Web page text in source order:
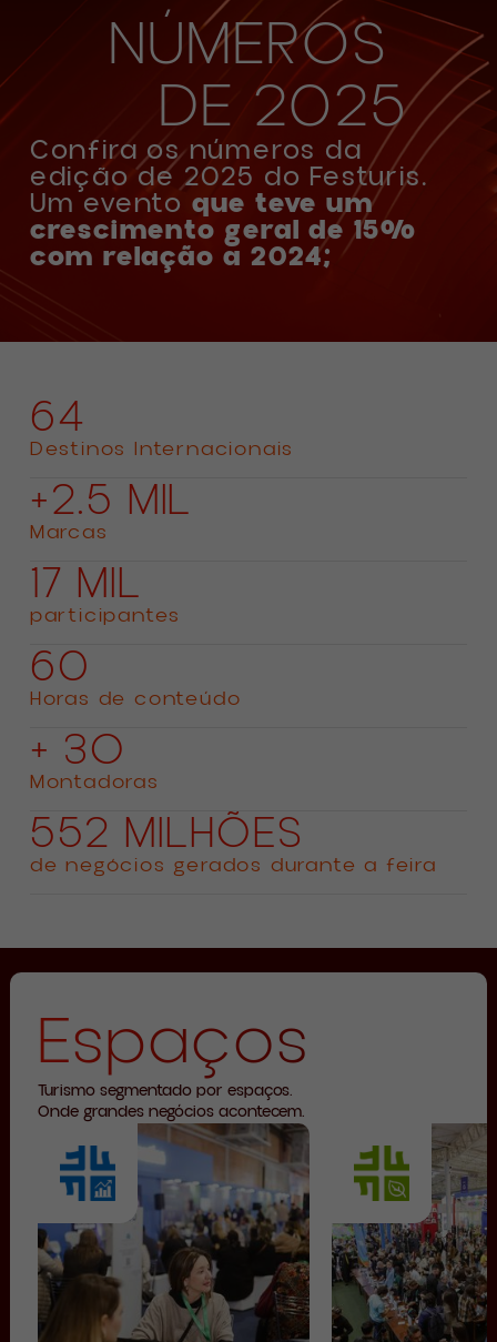
NÚMEROS
DE 2025
Confira os números da
edição de 2025 do Festuris.
Um evento que teve um
crescimento geral de 15%
com relação a 2024;
64
Destinos Internacionais
+2.5 MIL
Marcas
17 MIL
participantes
60
Horas de conteúdo
+ 3O
Montadoras
552 MILHÕES
de negócios gerados durante a feira
Espaços
Turismo segmentado por espaços.
Onde grandes negócios acontecem.